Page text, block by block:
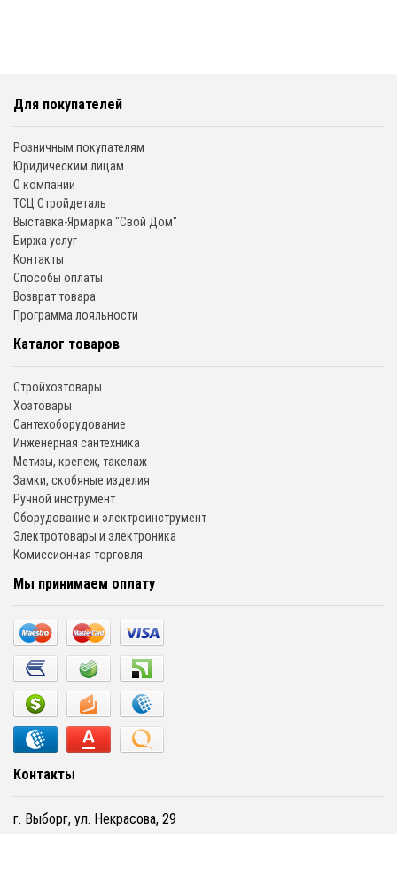
Для покупателей
Розничным покупателям
Юридическим лицам
О компании
ТСЦ Стройдеталь
Выставка-Ярмарка "Свой Дом"
Биржа услуг
Контакты
Способы оплаты
Возврат товара
Программа лояльности
Каталог товаров
Стройхозтовары
Хозтовары
Сантехоборудование
Инженерная сантехника
Метизы, крепеж, такелаж
Замки, скобяные изделия
Ручной инструмент
Оборудование и электроинструмент
Электротовары и электроника
Комиссионная торговля
Мы принимаем оплату
Контакты
г. Выборг, ул. Некрасова, 29